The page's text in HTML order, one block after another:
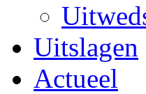
Uitslagen
Actueel